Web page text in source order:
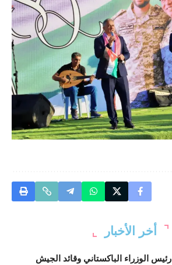
أخر الأخبار
رئيس الوزراء الباكستاني وقائد الجيش